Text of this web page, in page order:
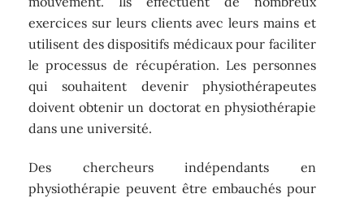
exercices sur leurs clients avec leurs mains et
utilisent des dispositifs médicaux pour faciliter
le processus de récupération. Les personnes
qui souhaitent devenir physiothérapeutes
doivent obtenir un doctorat en physiothérapie
dans une université.
Des chercheurs indépendants en
physiothérapie peuvent être embauchés pour